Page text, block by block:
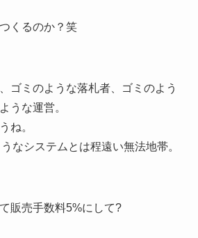
くるのか？笑
ゴミのような落札者、ゴミのよう
うな運営。
ね。
なシステムとは程遠い無法地帯。
販売手数料5%にして?